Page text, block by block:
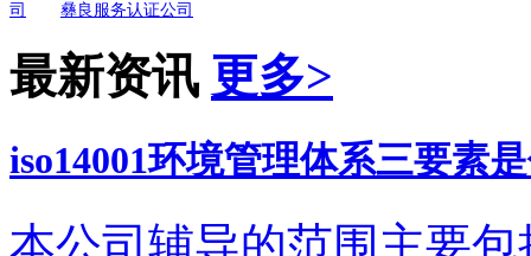
司
彝良服务认证公司
最新资讯 更多>
iso14001环境管理体系三要素
本公司辅导的范围主要包